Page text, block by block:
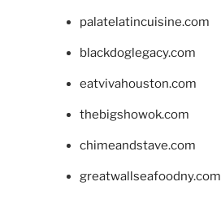
palatelatincuisine.com
blackdoglegacy.com
eatvivahouston.com
thebigshowok.com
chimeandstave.com
greatwallseafoodny.com